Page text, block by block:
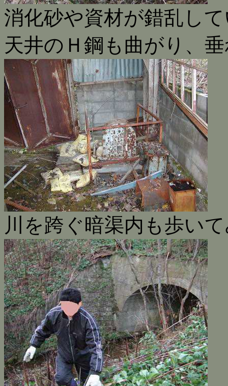
消化砂や資材が錯乱し
天井のＨ鋼も曲がり、
川を跨ぐ暗渠内も歩い